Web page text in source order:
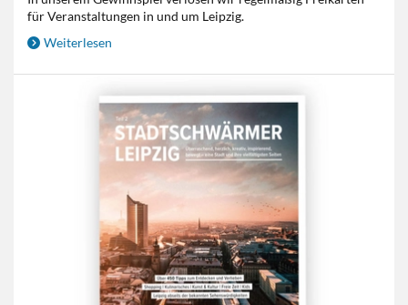
für Veranstaltungen in und um Leipzig.
Weiterlesen